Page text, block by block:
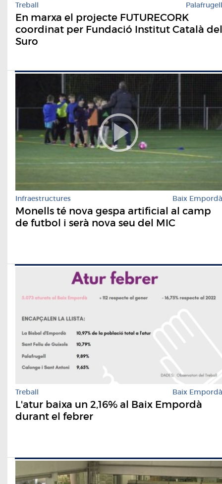
Treball Palafrugell
En marxa el projecte FUTURECORK
coordinat per Fundació Institut Català del
Suro
Infraestructures Baix Empordà
Monells té nova gespa artificial al camp
de futbol i serà nova seu del MIC
Treball Baix Empordà
L'atur baixa un 2,16% al Baix Empordà
durant el febrer